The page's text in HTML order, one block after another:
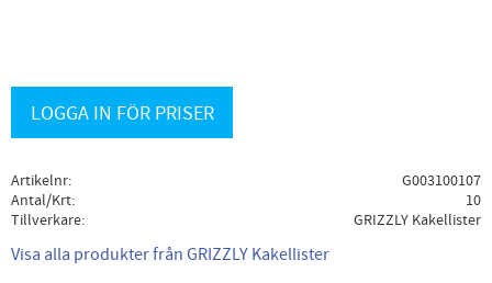
LOGGA IN FÖR PRISER
Artikelnr
G003100107
Antal/Krt
10
Tillverkare
GRIZZLY Kakellister
Visa alla produkter från GRIZZLY Kakellister